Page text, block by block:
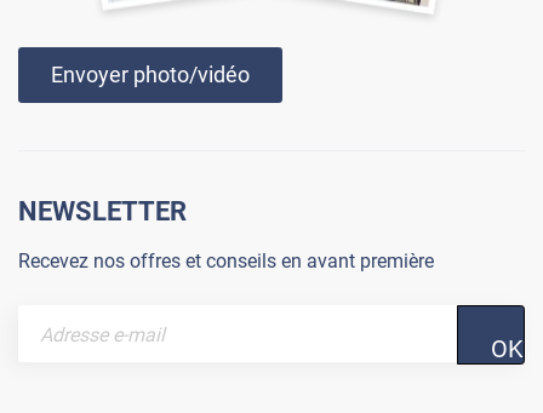
Envoyer photo/vidéo
NEWSLETTER
Recevez nos offres et conseils en avant première
OK